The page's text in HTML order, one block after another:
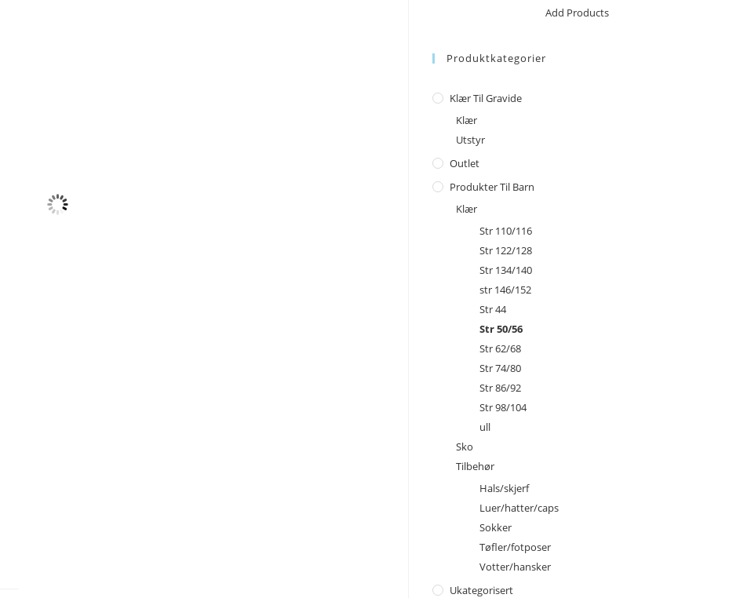
Add Products
Produktkategorier
Klær Til Gravide
Klær
Utstyr
Outlet
Produkter Til Barn
Klær
Str 110/116
Str 122/128
Str 134/140
str 146/152
Str 44
Str 50/56
Str 62/68
Str 74/80
Str 86/92
Str 98/104
ull
Sko
Tilbehør
Hals/skjerf
Luer/hatter/caps
Sokker
Tøfler/fotposer
Votter/hansker
Ukategorisert